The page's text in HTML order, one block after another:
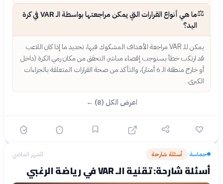
⚖️
ما هي أنواع القرارات التي يمكن مراجعتها بواسطة الـ VAR في كرة
اليد؟
يمكن للـ VAR مراجعة الأهداف المشكوك فيها، تحديد ما إذا كان اللاعب
قد ارتكب خطأ يستوجب إقصاء مباشر، التحقق من مكان رمي الكرة (داخل
أو خارج منطقة الـ 6 أمتار)، والتأكد من صحة القرارات المتعلقة بالجزاءات
الكبرى.
اعرض الكل (8) ←
حماسة› أسئلة شارحة الشهر الماضي
أسئلة شارحة: تقنية الـ VAR في رياضة الرغبي